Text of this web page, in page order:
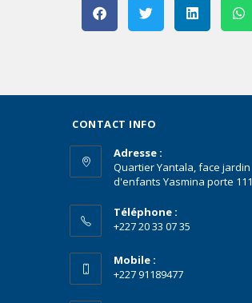
CONTACT INFO
Adresse :
Quartier Yantala, face jardin
d'enfants Yasmina porte 111
Téléphone :
+227 20 33 07 35
Mobile :
+227 91189477